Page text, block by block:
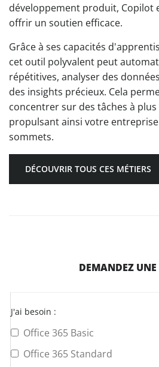
développement produit, Copilot
offrir un soutien efficace.
Grâce à ses capacités
cet outil polyvalent peut
répétitives, analyser des
des insights précieux. Cela
concentrer sur des tâches à
propulsant ainsi votre
sommets.
DÉCOUVRIR TOUS CES MÉTIERS
DEMANDEZ UNE
J'ai besoin :
Office 365 Basic
Office 365 Standard